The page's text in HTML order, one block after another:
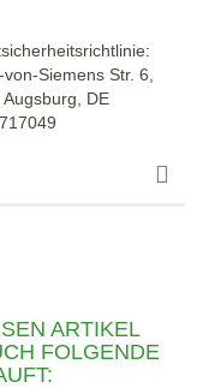
Siemens Str. 6,
DE
ARTIKEL
FOLGENDE